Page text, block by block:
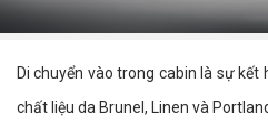
Di chuyển vào trong cabin là sự kết
chất liệu da Brunel, Linen và